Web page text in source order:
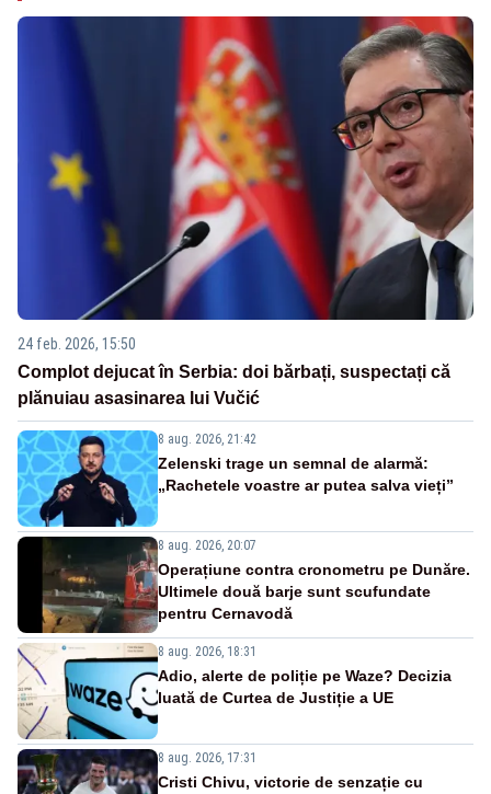
24 feb. 2026, 15:50
Complot dejucat în Serbia: doi bărbați, suspectați că
plănuiau asasinarea lui Vučić
8 aug. 2026, 21:42
Zelenski trage un semnal de alarmă:
„Rachetele voastre ar putea salva vieți”
8 aug. 2026, 20:07
Operațiune contra cronometru pe Dunăre.
Ultimele două barje sunt scufundate
pentru Cernavodă
8 aug. 2026, 18:31
Adio, alerte de poliție pe Waze? Decizia
luată de Curtea de Justiție a UE
8 aug. 2026, 17:31
Cristi Chivu, victorie de senzație cu